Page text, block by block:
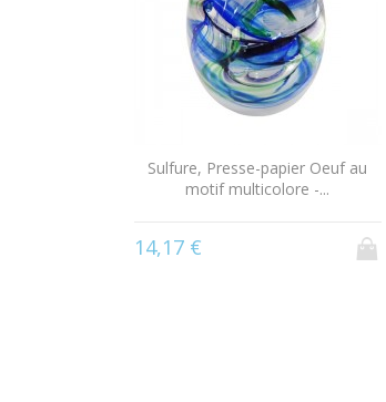
Sulfure, Presse-papier Oeuf au
motif multicolore -...
14,17 €